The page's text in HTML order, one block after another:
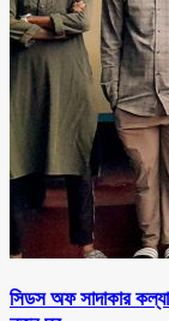
সিডস অফ সাদাকার